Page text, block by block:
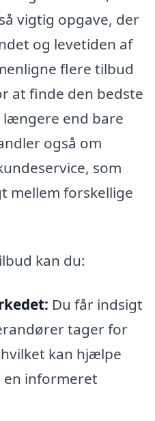
vigtig opgave, der
og levetiden af
flere tilbud
at finde den bedste
end bare
også om
som
mellem forskellige
kan du:
Du får indsigt
tager for
kan hjælpe
informeret